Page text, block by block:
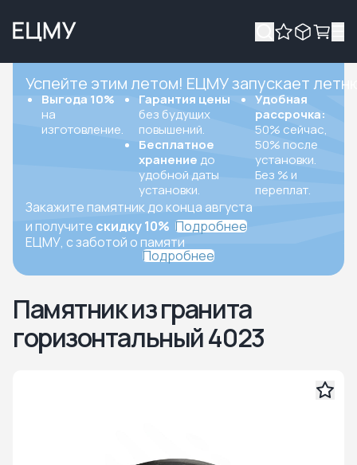
Успейте этим летом! ЕЦМУ запускает
Выгода 10%
на
изготовление.
Гарантия цены
без будущих
повышений.
Бесплатное
хранение до
удобной даты
установки.
Удобная
рассрочка:
50% сейчас,
50% после
установки.
Без % и
переплат.
Закажите памятник до конца августа
и получите скидку 10% Подробнее
ЕЦМУ, с заботой о памяти
Подробнее
Памятник из гранита
горизонтальный 4023